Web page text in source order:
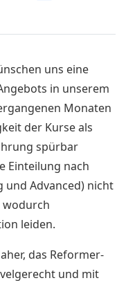
uns eine
in unserem
Monaten
der Kurse als
spürbar
Einteilung nach
und Advanced) nicht
wodurch
leiden.
das Reformer-
und mit